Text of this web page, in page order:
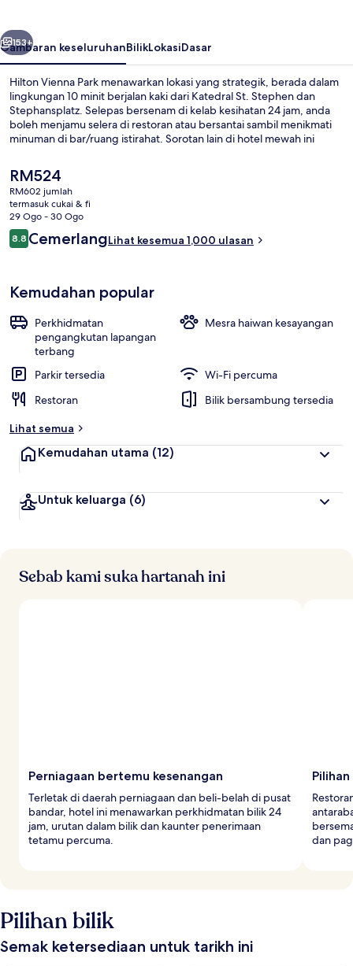
Seterusnya
153+
Gambaran keseluruhanBilikLokasiDasar
Hilton Vienna Park menawarkan lokasi yang strategik, berada dalam
lingkungan 10 minit berjalan kaki dari Katedral St. Stephen dan
Stephansplatz. Selepas bersenam di kelab kesihatan 24 jam, anda
boleh menjamu selera di restoran atau bersantai sambil menikmati
minuman di bar/ruang istirahat. Sorotan lain di hotel mewah ini
kakitangan dan lokasi. Hartanah ini terletak berdekatan dengan
pengangkutan awam: jarak Perhentian Trem Wien Mitte-Landstraße
ialah 2 minit dan Stesen Landstraße ialah 2 minit.
Harga
semasa
ialah
RM524
RM524
RM602 jumlah
termasuk cukai & fi
29 Ogo - 30 Ogo
Ulasan
8.88.8 daripada 10
CemerlangLihat kesemua 1,000 ulasan
Kemudahan popular
Perkhidmatan
pengangkutan lapangan
terbang
Mesra haiwan kesayangan
Parkir tersedia
Wi-Fi percuma
Restoran
Bilik bersambung tersedia
Lihat semua
Kemudahan utama (12)
Untuk keluarga (6)
Sebab kami suka hartanah ini
Perniagaan bertemu kesenangan
Terletak di daerah perniagaan dan beli-belah di pusat
bandar, hotel ini menawarkan perkhidmatan bilik 24
jam, urutan dalam bilik dan kaunter penerimaan
tetamu percuma.
dan
Pilihan bilik
Semak ketersediaan untuk tarikh ini